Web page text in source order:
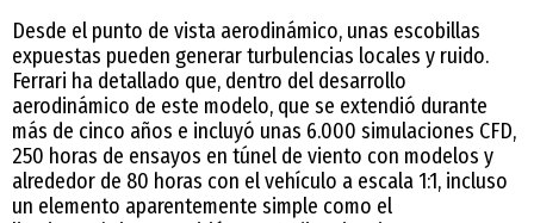
Desde el punto de vista aerodinámico, unas escobillas
expuestas pueden generar turbulencias locales y ruido.
Ferrari ha detallado que, dentro del desarrollo
aerodinámico de este modelo, que se extendió durante
más de cinco años e incluyó unas 6.000 simulaciones CFD,
250 horas de ensayos en túnel de viento con modelos y
alrededor de 80 horas con el vehículo a escala 1:1, incluso
un elemento aparentemente simple como el